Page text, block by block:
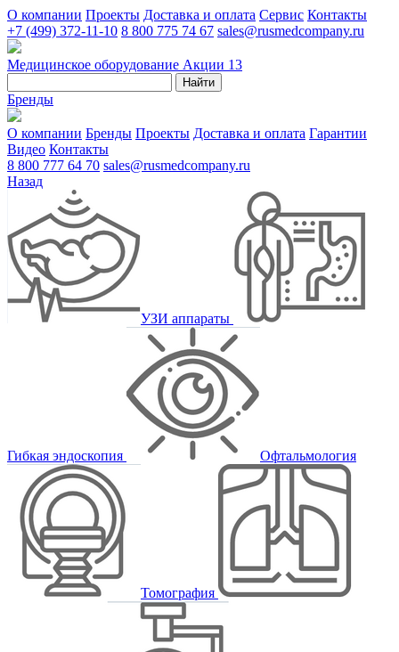
О компании Проекты Доставка и оплата Сервис Контакты
+7 (499) 372-11-10 8 800 775 74 67 sales@rusmedcompany.ru
Медицинское оборудование Акции 13
Найти
Бренды
О компании Бренды Проекты Доставка и оплата Гарантии
Видео Контакты
8 800 777 64 70 sales@rusmedcompany.ru
Назад
УЗИ аппараты
Гибкая эндоскопия Офтальмология
Томография